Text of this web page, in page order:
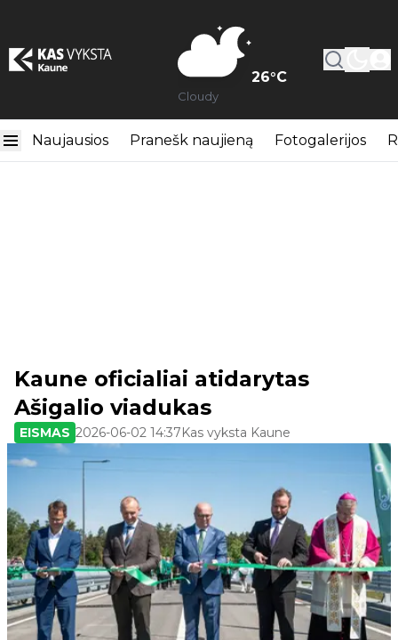
26°C
Cloudy
Naujausios Pranešk naujieną Fotogalerijos
Kaune oficialiai atidarytas
Ašigalio viadukas
EISMAS 2026-06-02 14:37Kas vyksta Kaune